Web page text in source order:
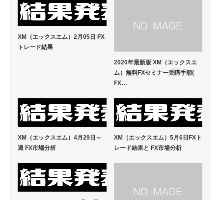
XM（エックスエム）2月05日 FX
トレード結果
2020年最新版 XM（エックスエ
ム）無料FXセミナー受講手順(
FX…
XM（エックスエム）4月29日～
週 FX市場分析
XM（エックスエム）5月6日FXト
レード結果と FX市場分析